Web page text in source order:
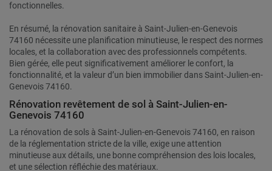
fonctionnelles.
En résumé, la rénovation sanitaire à Saint-Julien-en-Genevois
74160 nécessite une planification minutieuse, le respect des normes
locales, et la collaboration avec des professionnels compétents.
Bien gérée, elle peut significativement améliorer le confort, la
fonctionnalité, et la valeur d’un bien immobilier dans Saint-Julien-en-
Genevois 74160.
Rénovation revêtement de sol à Saint-Julien-en-
Genevois 74160
La rénovation de sols à Saint-Julien-en-Genevois 74160, en raison
de la réglementation stricte de la ville, exige une attention
minutieuse aux détails, une bonne compréhension des lois locales,
et une sélection réfléchie des matériaux.